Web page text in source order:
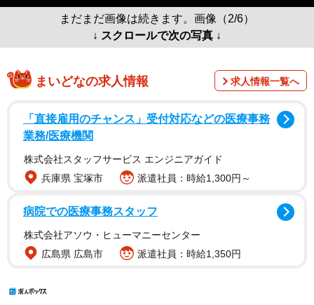
まだまだ画像は続きます。画像（2/6）
↓ スクロールで次の写真 ↓
まいどなの求人情報 求人情報一覧へ
「直接雇用のチャンス」受付対応などの医療事務
業務/医療機関
株式会社スタッフサービス エンジニアガイド
兵庫県 宝塚市
派遣社員：時給1,300円～
病院での医療事務スタッフ
株式会社アソウ・ヒューマニーセンター
広島県 広島市
派遣社員：時給1,350円